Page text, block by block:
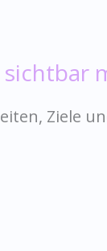
Ziele